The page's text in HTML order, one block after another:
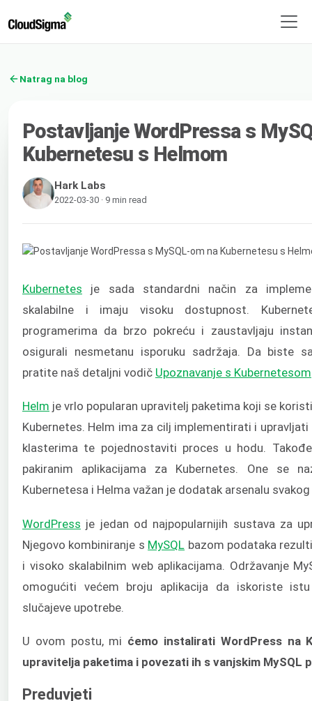
Natrag na blog
Postavljanje WordPressa s
Kubernetesu s Helmom
Hark Labs
2022-03-30 · 9 min read
Kubernetes je sada standardni način za
skalabilne i imaju visoku dostupnost.
programerima da brzo pokreću i zaustavljaju
osigurali nesmetanu isporuku sadržaja. Da biste
pratite naš detaljni vodič Upoznavanje s Kubernetesom
Helm je vrlo popularan upravitelj paketima koji se
Kubernetes. Helm ima za cilj implementirati i
klasterima te pojednostaviti proces u hodu.
pakiranim aplikacijama za Kubernetes. One se
Kubernetesa i Helma važan je dodatak arsenalu
WordPress je jedan od najpopularnijih sustava za
Njegovo kombiniranje s MySQL bazom podataka
i visoko skalabilnim web aplikacijama. Održavanje
omogućiti većem broju aplikacija da iskoriste
slučajeve upotrebe.
U ovom postu, mi ćemo instalirati WordPress na
upravitelja paketima i povezati ih s vanjskim MySQL
Preduvjeti